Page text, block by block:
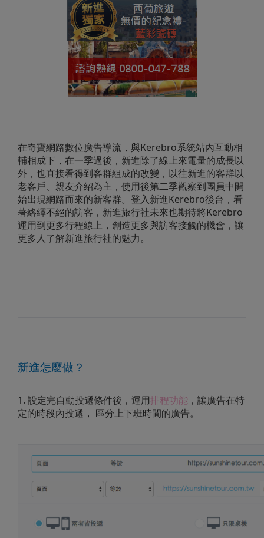
在奇寶網路數位廣告導流，與Kerebro系統站內互動相
輔相成下，在一季過後，新進除了線上來電量的成長以
外，也直接看得到客群組成的改變，以往新進的客群以
老客戶、親友介紹為主，使用後第二季觀察到團員中開
始出現網路而來的新客群。登入新進Kerebro後台，看
著絡繹不絕的訪客，新進旅行社未來也期待將Kerebro
運用到更多行程線上，創造更多與訪客接觸的機會，讓
更多人了解新進旅行社的魅力。
新進怎麼做？
1. 設定完自動投遞條件後，運用排程功能 ，讓廣告在特
定的時段內投遞， 區分上下班時間的廣告。